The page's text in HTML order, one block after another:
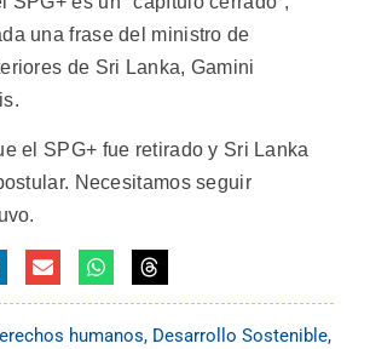
una frase del ministro de
de Sri Lanka, Gamini
el SPG+ fue retirado y Sri Lanka
Necesitamos seguir
humanos, Desarrollo Sostenible,